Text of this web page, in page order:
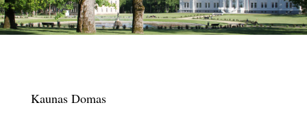
Kaunas Domas